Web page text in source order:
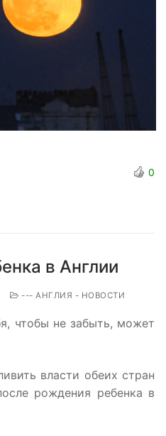
0
в Англии
--- АНГЛИЯ - НОВОСТИ
чтобы не забыть, может
власти обеих стран
рождения ребенка в